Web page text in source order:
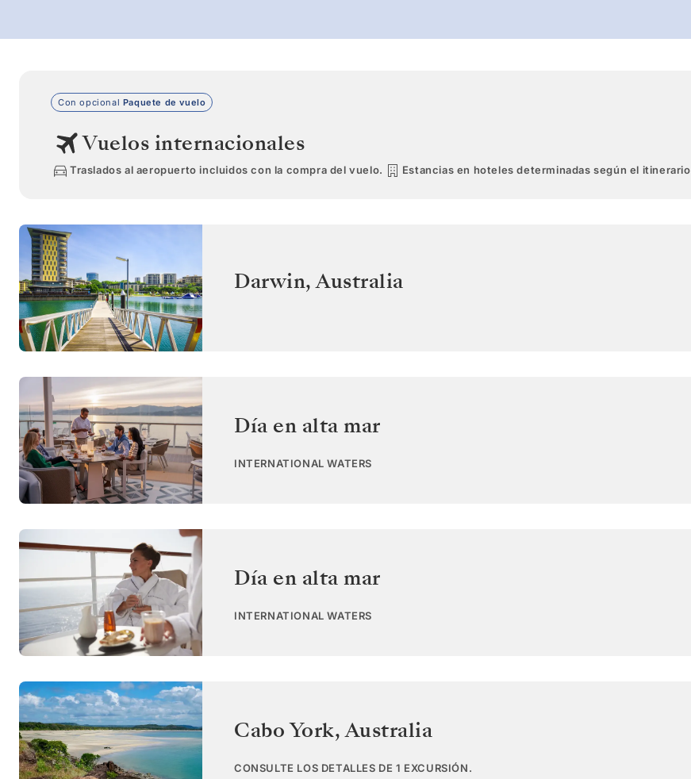
Con opcional Paquete de vuelo
Vuelos internacionales
Traslados al aeropuerto incluidos con la compra del vuelo. Estancias en hoteles determinadas según el itinerario
Darwin,Australia
Día en alta mar
INTERNATIONAL WATERS
Día en alta mar
INTERNATIONAL WATERS
Cabo York,Australia
CONSULTE LOS DETALLES DE 1 EXCURSIÓN.